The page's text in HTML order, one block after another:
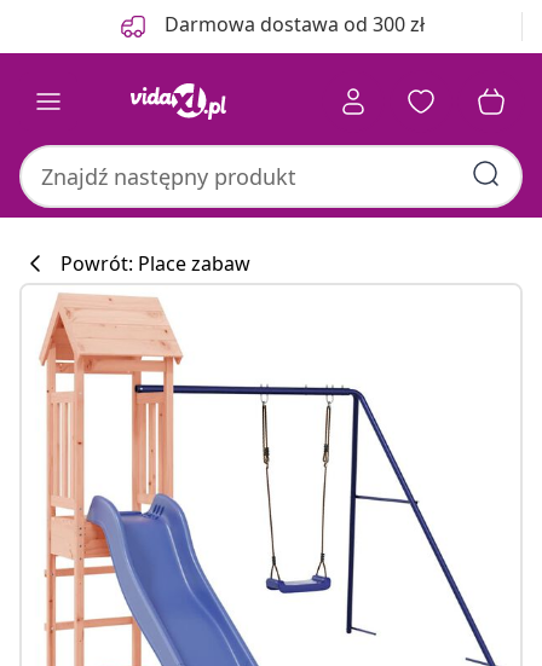
Darmowa dostawa od 300 zł
Powrót: Place zabaw